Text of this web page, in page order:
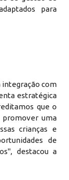
para
integração com
estratégica
que o
promover uma
crianças e
de
destacou a